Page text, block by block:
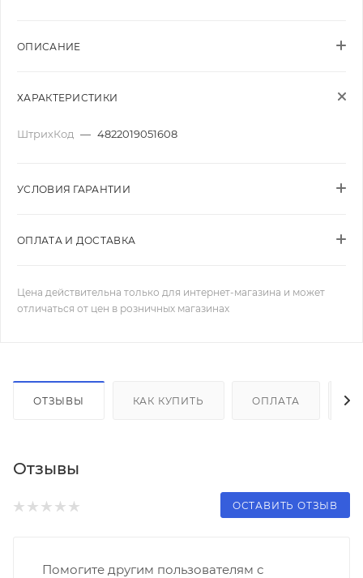
ОПИСАНИЕ
ХАРАКТЕРИСТИКИ
ШтрихКод — 4822019051608
УСЛОВИЯ ГАРАНТИИ
ОПЛАТА И ДОСТАВКА
Цена действительна только для интернет-магазина и может
отличаться от цен в розничных магазинах
ОТЗЫВЫ КАК КУПИТЬ ОПЛАТА
Отзывы
ОСТАВИТЬ ОТЗЫВ
Помогите другим пользователям с